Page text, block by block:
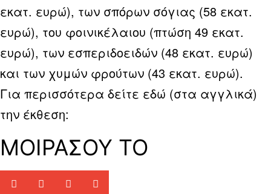
εκατ. ευρώ), των σπόρων σόγιας (58 εκατ.
ευρώ), του φοινικέλαιου (πτώση 49 εκατ.
ευρώ), των εσπεριδοειδών (48 εκατ. ευρώ)
και των χυμών φρούτων (43 εκατ. ευρώ).
Για περισσότερα δείτε εδώ (στα αγγλικά)
την έκθεση:
ΜΟΙΡΑΣΟΥ ΤΟ